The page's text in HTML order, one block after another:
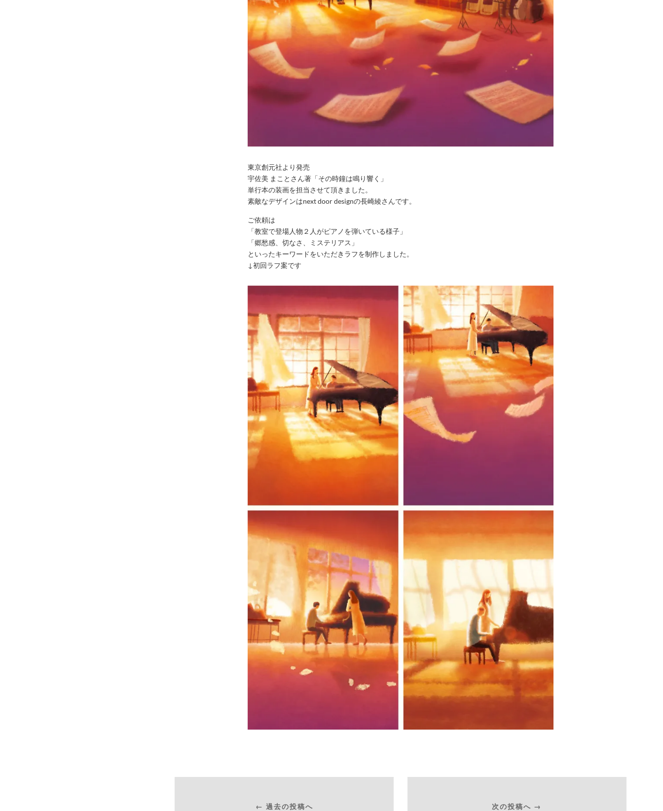
東京創元社より発売
宇佐美 まことさん著「その時鐘は鳴り響く」
単行本の装画を担当させて頂きました。
素敵なデザインはnext door designの長崎綾さんです。
ご依頼は
「教室で登場人物２人がピアノを弾いている様子」
「郷愁感、切なさ、ミステリアス」
といったキーワードをいただきラフを制作しました。
↓初回ラフ案です
← 過去の投稿へ 次の投稿へ →